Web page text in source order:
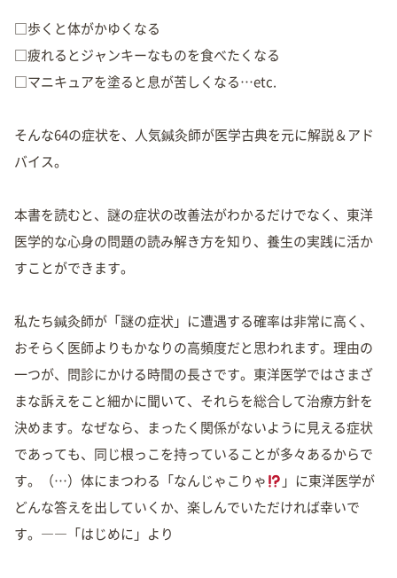
□歩くと体がかゆくなる
□疲れるとジャンキーなものを食べたくなる
□マニキュアを塗ると息が苦しくなる…etc.
そんな64の症状を、人気鍼灸師が医学古典を元に解説＆アド
バイス。
本書を読むと、謎の症状の改善法がわかるだけでなく、東洋
医学的な心身の問題の読み解き方を知り、養生の実践に活か
すことができます。
私たち鍼灸師が「謎の症状」に遭遇する確率は非常に高く、
おそらく医師よりもかなりの高頻度だと思われます。理由の
一つが、問診にかける時間の長さです。東洋医学ではさまざ
まな訴えをこと細かに聞いて、それらを総合して治療方針を
決めます。なぜなら、まったく関係がないように見える症状
であっても、同じ根っこを持っていることが多々あるからで
す。（…）体にまつわる「なんじゃこりゃ
」に東洋医学が
どんな答えを出していくか、楽しんでいただければ幸いで
す。――「はじめに」より